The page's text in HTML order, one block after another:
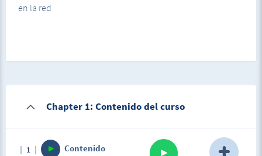
en la red
Chapter 1: Contenido del curso
1 Contenido